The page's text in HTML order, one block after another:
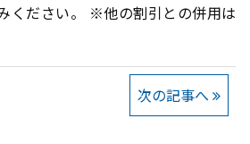
ください。 ※他の割引との併用は
次の記事へ